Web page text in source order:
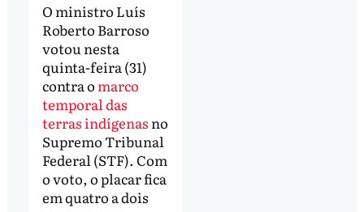
O ministro Luís
Roberto Barroso
votou nesta
quinta-feira (31)
contra o marco
temporal das
terras indígenas no
Supremo Tribunal
Federal (STF). Com
o voto, o placar fica
em quatro a dois